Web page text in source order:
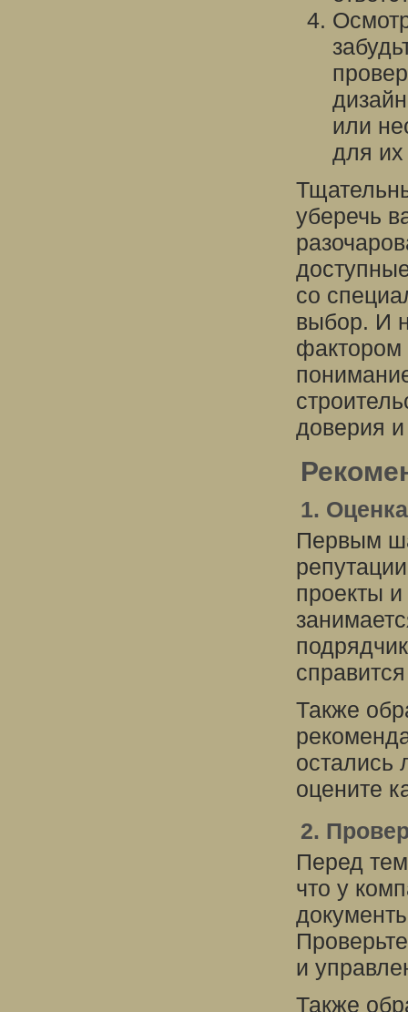
или
для
уберечь
со
выбор. И
фактором
доверия
1.
Первым
проекты
Также
остались
оцените
2.
Перед
что у
и
Также